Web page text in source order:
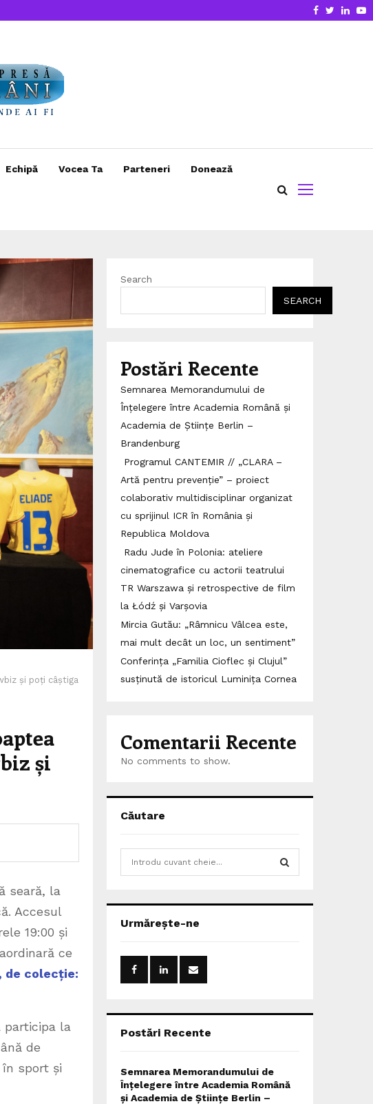
Facebook
Twitter
Echipă Vocea Ta Parteneri Donează
și poți câștiga
și
seară, la
Accesul
19:00 și
ce
de colecție:
participa la
de
sport și
Search
SEARCH
Postări Recente
Semnarea Memorandumului de
Înțelegere între Academia Română și
Academia de Științe Berlin –
Brandenburg
Programul CANTEMIR // „CLARA –
Artă pentru prevenție” – proiect
colaborativ multidisciplinar organizat
cu sprijinul ICR în România și
Republica Moldova
Radu Jude în Polonia: ateliere
cinematografice cu actorii teatrului
TR Warszawa și retrospective de film
la Łódź și Varșovia
Mircia Gutău: „Râmnicu Vâlcea este,
mai mult decât un loc, un sentiment”
Conferința „Familia Cioflec și Clujul”
susținută de istoricul Luminița Cornea
Comentarii Recente
No comments to show.
Căutare
h
o
:
Urmărește-ne
Postări Recente
Semnarea Memorandumului de
Înțelegere între Academia Română
și Academia de Științe Berlin –